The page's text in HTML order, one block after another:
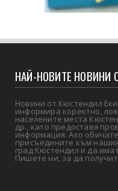
НАЙ-НОВИТЕ НОВИНИ
Новини от Кюстендил
информира коректно,
населените места
др., като предоставя
информация. Ако
присъедините към
град Кюстендил и да
Пишете ни, за да